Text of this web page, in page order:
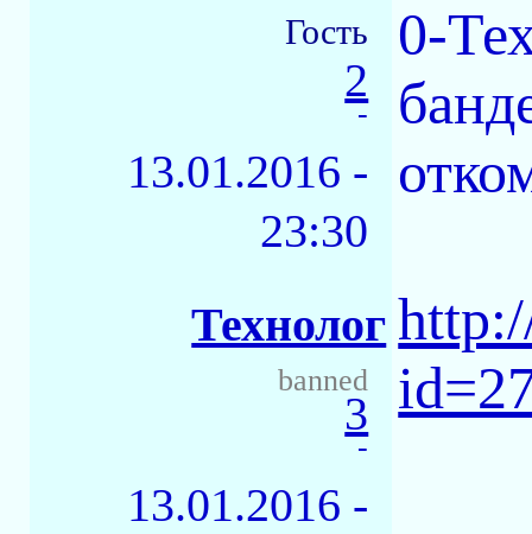
Гость
2
-
13.01.2016 -
23:30
0-
Технолог
banned
3
-
13.01.2016 -